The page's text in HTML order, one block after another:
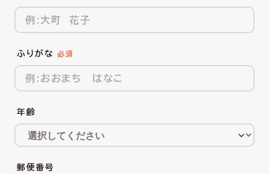
ふりがな
年齢
郵便番号